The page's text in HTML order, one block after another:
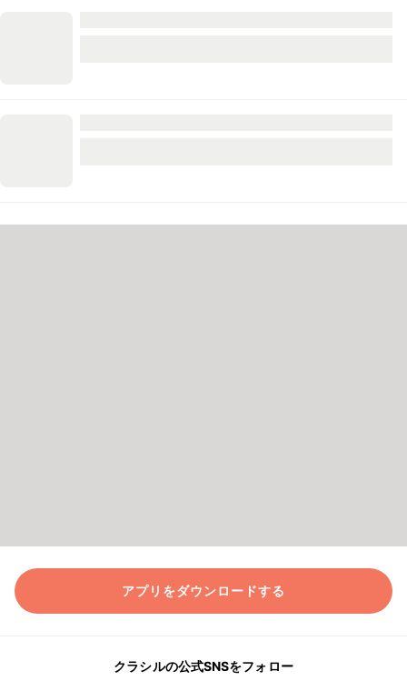
アプリをダウンロードする
クラシルの公式SNSをフォロー